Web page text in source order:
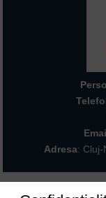
Adresa: Cluj-